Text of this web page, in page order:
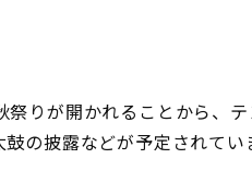
りが開かれることから、
の披露などが予定されてい